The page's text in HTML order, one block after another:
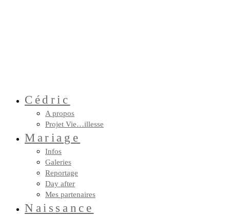
Cédric
A propos
Projet Vie…illesse
Mariage
Infos
Galeries
Reportage
Day after
Mes partenaires
Naissance